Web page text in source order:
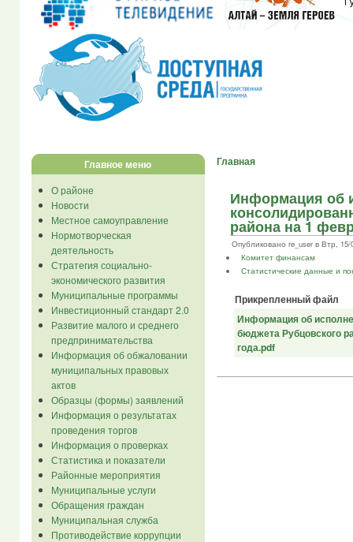
Главное меню
О районе
Новости
Местное самоуправление
Нормотворческая
деятельность
Стратегия социально-
экономического развития
Муниципальные программы
Инвестиционный стандарт 2.0
Развитие малого и среднего
предпринимательства
Информация об обжаловании
муниципальных правовых
актов
Образцы (формы) заявлений
Информация о результатах
проведения торгов
Информация о проверках
Статистика и показатели
Районные мероприятия
Муниципальные услуги
Обращения граждан
Муниципальная служба
Противодействие коррупции
Главная
Информация об
района на 1
Опубликовано re_user в Втр, 15/
Комитет финансам
Статистические данные и
Прикрепленный файл
Информация об
бюджета Рубцовского
года.pdf